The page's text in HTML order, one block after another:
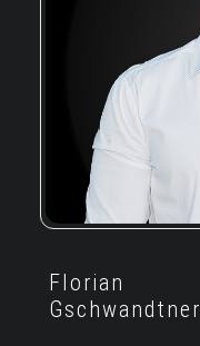
Florian
Gschwandtner